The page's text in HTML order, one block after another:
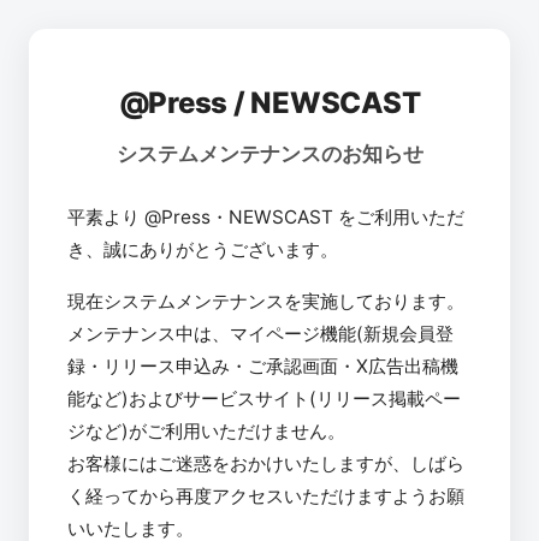
@Press / NEWSCAST
システムメンテナンスのお知らせ
平素より @Press・NEWSCAST をご利用いただ
き、誠にありがとうございます。
現在システムメンテナンスを実施しております。
メンテナンス中は、マイページ機能(新規会員登
録・リリース申込み・ご承認画面・X広告出稿機
能など)およびサービスサイト(リリース掲載ペー
ジなど)がご利用いただけません。
お客様にはご迷惑をおかけいたしますが、しばら
く経ってから再度アクセスいただけますようお願
いいたします。